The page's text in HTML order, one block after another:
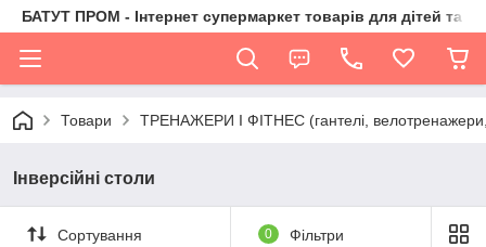
БАТУТ ПРОМ - Інтернет супермаркет товарів для дітей та їх
Товари ТРЕНАЖЕРИ І ФІТНЕС (гантелі, велотренажери,
Інверсійні столи
Сортування 0 Фільтри